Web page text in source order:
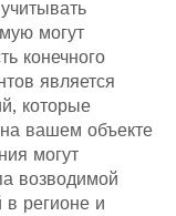
могут
конечного
является
которые
вашем объекте
могут
возводимой
в регионе и